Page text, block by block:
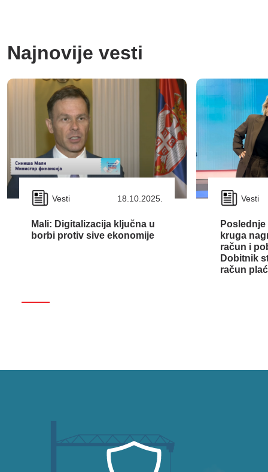
Najnovije vesti
Vesti 18.10.2025.
Mali: Digitalizacija ključna u
borbi protiv sive ekonomije
Vesti
kruga
račun i
Dobitnik
račun